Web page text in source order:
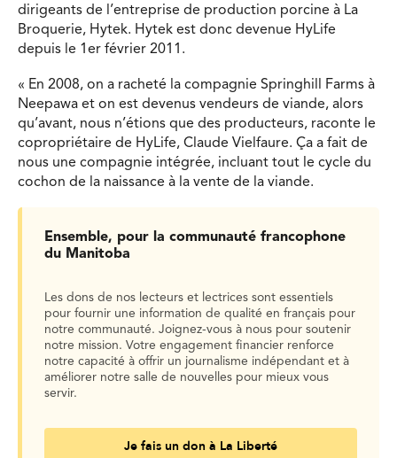
dirigeants de l’entreprise de production porcine à La
Broquerie, Hytek. Hytek est donc devenue HyLife
depuis le 1er février 2011.
« En 2008, on a racheté la compagnie Springhill Farms à
Neepawa et on est devenus vendeurs de viande, alors
qu’avant, nous n’étions que des producteurs, raconte le
copropriétaire de HyLife, Claude Vielfaure. Ça a fait de
nous une compagnie intégrée, incluant tout le cycle du
cochon de la naissance à la vente de la viande.
Ensemble, pour la communauté francophone
du Manitoba
Les dons de nos lecteurs et lectrices sont essentiels
pour fournir une information de qualité en français pour
notre communauté. Joignez-vous à nous pour soutenir
notre mission. Votre engagement financier renforce
notre capacité à offrir un journalisme indépendant et à
améliorer notre salle de nouvelles pour mieux vous
servir.
Je fais un don à La Liberté